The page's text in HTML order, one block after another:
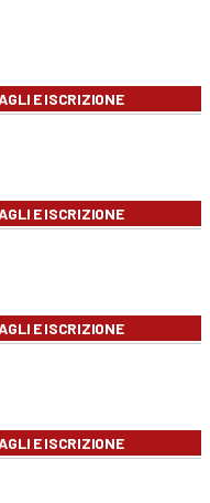
E ISCRIZIONE
E ISCRIZIONE
E ISCRIZIONE
E ISCRIZIONE